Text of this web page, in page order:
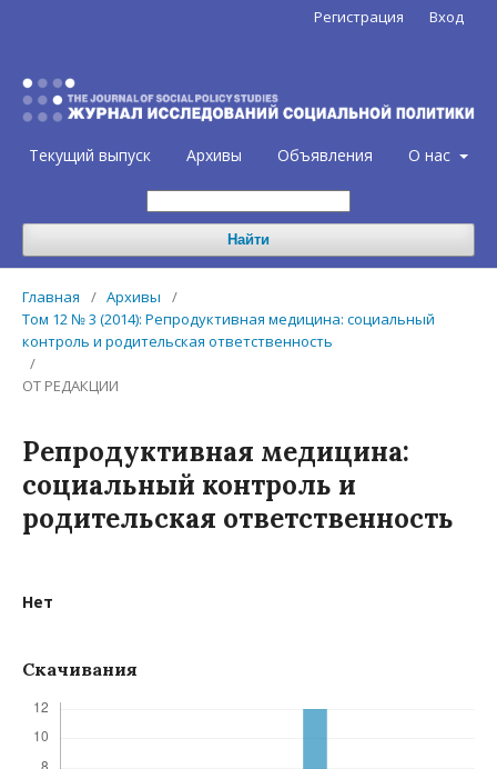
Текущий выпуск Архивы Объявления О нас
Найти
Регистрация Вход
Главная / Архивы
/
Том 12 № 3 (2014): Репродуктивная медицина: социальный
контроль и родительская ответственность
/
ОТ РЕДАКЦИИ
Репродуктивная медицина:
социальный контроль и
родительская ответственность
Нет
Скачивания